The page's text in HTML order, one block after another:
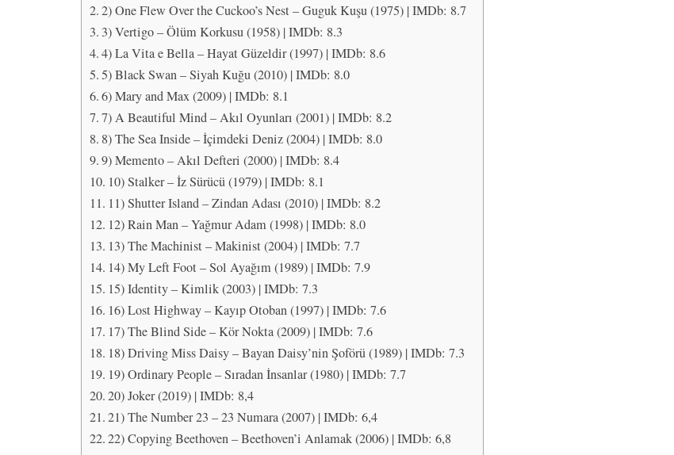
2) One Flew Over the Cuckoo’s Nest – Guguk Kuşu (1975) | IMDb: 8.7
3) Vertigo – Ölüm Korkusu (1958) | IMDb: 8.3
4) La Vita e Bella – Hayat Güzeldir (1997) | IMDb: 8.6
5) Black Swan – Siyah Kuğu (2010) | IMDb: 8.0
6) Mary and Max (2009) | IMDb: 8.1
7) A Beautiful Mind – Akıl Oyunları (2001) | IMDb: 8.2
8) The Sea Inside – İçimdeki Deniz (2004) | IMDb: 8.0
9) Memento – Akıl Defteri (2000) | IMDb: 8.4
10) Stalker – İz Sürücü (1979) | IMDb: 8.1
11) Shutter Island – Zindan Adası (2010) | IMDb: 8.2
12) Rain Man – Yağmur Adam (1998) | IMDb: 8.0
13) The Machinist – Makinist (2004) | IMDb: 7.7
14) My Left Foot – Sol Ayağım (1989) | IMDb: 7.9
15) Identity – Kimlik (2003) | IMDb: 7.3
16) Lost Highway – Kayıp Otoban (1997) | IMDb: 7.6
17) The Blind Side – Kör Nokta (2009) | IMDb: 7.6
18) Driving Miss Daisy – Bayan Daisy’nin Şoförü (1989) | IMDb: 7.3
19) Ordinary People – Sıradan İnsanlar (1980) | IMDb: 7.7
20) Joker (2019) | IMDb: 8,4
21) The Number 23 – 23 Numara (2007) | IMDb: 6,4
22) Copying Beethoven – Beethoven’i Anlamak (2006) | IMDb: 6,8